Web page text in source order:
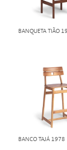
BANQUETA TIÃO
BANCO TAJÁ 1978